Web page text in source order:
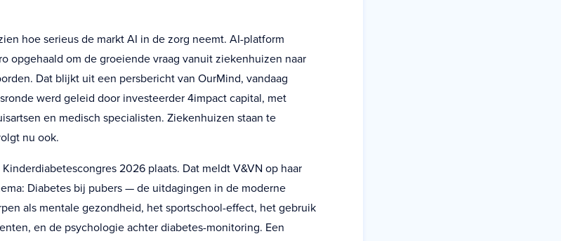
hoe serieus de markt AI in de zorg neemt. AI-platform
opgehaald om de groeiende vraag vanuit ziekenhuizen naar
Dat blijkt uit een persbericht van OurMind, vandaag
werd geleid door investeerder 4impact capital, met
en medisch specialisten. Ziekenhuizen staan te
nu ook.
2026 plaats. Dat meldt V&VN op haar
Diabetes bij pubers — de uitdagingen in de moderne
als mentale gezondheid, het sportschool-effect, het gebruik
en de psychologie achter diabetes-monitoring. Een